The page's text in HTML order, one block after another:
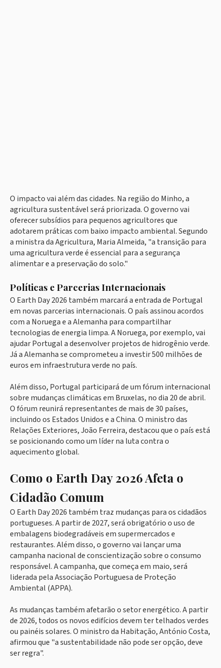
O impacto vai além das cidades. Na região do Minho, a
agricultura sustentável será priorizada. O governo vai
oferecer subsídios para pequenos agricultores que
adotarem práticas com baixo impacto ambiental. Segundo
a ministra da Agricultura, Maria Almeida, "a transição para
uma agricultura verde é essencial para a segurança
alimentar e a preservação do solo."
Políticas e Parcerias Internacionais
O Earth Day 2026 também marcará a entrada de Portugal
em novas parcerias internacionais. O país assinou acordos
com a Noruega e a Alemanha para compartilhar
tecnologias de energia limpa. A Noruega, por exemplo, vai
ajudar Portugal a desenvolver projetos de hidrogênio verde.
Já a Alemanha se comprometeu a investir 500 milhões de
euros em infraestrutura verde no país.
Além disso, Portugal participará de um fórum internacional
sobre mudanças climáticas em Bruxelas, no dia 20 de abril.
O fórum reunirá representantes de mais de 30 países,
incluindo os Estados Unidos e a China. O ministro das
Relações Exteriores, João Ferreira, destacou que o país está
se posicionando como um líder na luta contra o
aquecimento global.
Como o Earth Day 2026 Afeta o
Cidadão Comum
O Earth Day 2026 também traz mudanças para os cidadãos
portugueses. A partir de 2027, será obrigatório o uso de
embalagens biodegradáveis em supermercados e
restaurantes. Além disso, o governo vai lançar uma
campanha nacional de conscientização sobre o consumo
responsável. A campanha, que começa em maio, será
liderada pela Associação Portuguesa de Proteção
Ambiental (APPA).
As mudanças também afetarão o setor energético. A partir
de 2026, todos os novos edifícios devem ter telhados verdes
ou painéis solares. O ministro da Habitação, António Costa,
afirmou que "a sustentabilidade não pode ser opção, deve
ser regra".